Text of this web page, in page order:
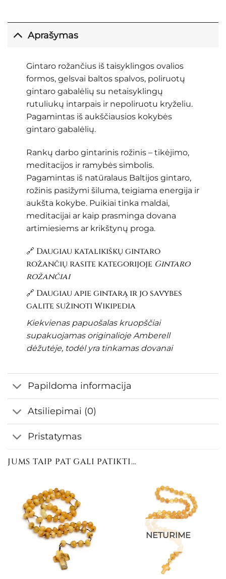
Aprašymas
Gintaro rožančius iš taisyklingos ovalios
formos, gelsvai baltos spalvos, poliruotų
gintaro gabalėlių su netaisyklingų
rutuliukų intarpais ir nepoliruotu kryželiu.
Pagamintas iš aukščiausios kokybės
gintaro gabalėlių.
Rankų darbo gintarinis rožinis – tikėjimo,
meditacijos ir ramybės simbolis.
Pagamintas iš natūralaus Baltijos gintaro,
rožinis pasižymi šiluma, teigiama energija ir
aukšta kokybe. Puikiai tinka maldai,
meditacijai ar kaip prasminga dovana
artimiesiems ar krikštynų proga.
🔗 Daugiau katalikiškų gintaro
rožančių rasite kategorijoje Gintaro
rožančiai
🔗 Daugiau apie gintarą ir jo savybes
galite sužinotiWikipedia
Kiekvienas papuošalas kruopščiai
supakuojamas originalioje Amberell
dėžutėje, todėl yra tinkamas dovanai
Papildoma informacija
Atsiliepimai (0)
Pristatymas
JUMS TAIP PAT GALI PATIKTI…
NETURIME